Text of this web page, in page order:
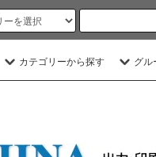
カテゴリーから探す グル